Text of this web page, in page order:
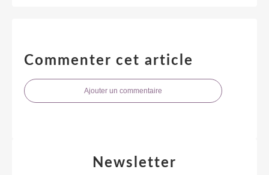
Commenter cet article
Ajouter un commentaire
Newsletter